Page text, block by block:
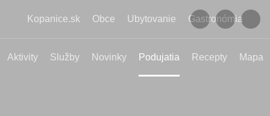
Kopanice.sk Obce Ubytovanie Gastronómia
Aktivity Služby Novinky Podujatia Recepty Mapa